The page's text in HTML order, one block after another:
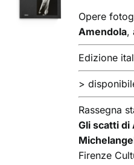
/
DETTAGLI
Opere
Amendola,
Edizione
>
Rassegna
Gli scatti di
Firenze